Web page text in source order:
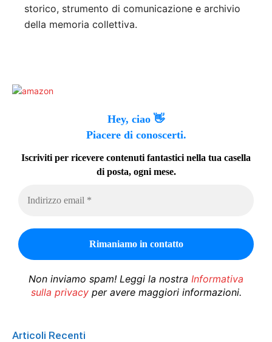
storico, strumento di comunicazione e archivio
della memoria collettiva.
Hey, ciao 👋
Piacere di conoscerti.
Iscriviti per ricevere contenuti fantastici nella tua casella
di posta, ogni mese.
Non inviamo spam! Leggi la nostra Informativa
sulla privacyper avere maggiori informazioni.
Articoli Recenti